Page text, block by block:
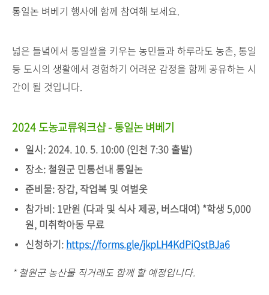
통일논 벼베기 행사에 함께 참여해 보세요.
넓은 들녘에서 통일쌀을 키우는 농민들과 하루라도 농촌, 통일
등 도시의 생활에서 경험하기 어려운 감정을 함께 공유하는 시
간이 될 것입니다.
2024 도농교류워크샵 - 통일논 벼베기
일시: 2024. 10. 5. 10:00 (인천 7:30 출발)
장소: 철원군 민통선내 통일논
준비물: 장갑, 작업복 및 여벌옷
참가비: 1만원 (다과 및 식사 제공, 버스대여) *학생 5,000
원, 미취학아동 무료
신청하기: https://forms.gle/jkpLH4KdPiQstBJa6
* 철원군 농산물 직거래도 함께 할 예정입니다.